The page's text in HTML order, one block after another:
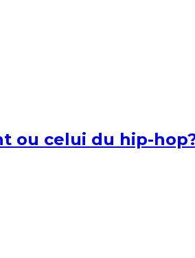
ou celui du hip-